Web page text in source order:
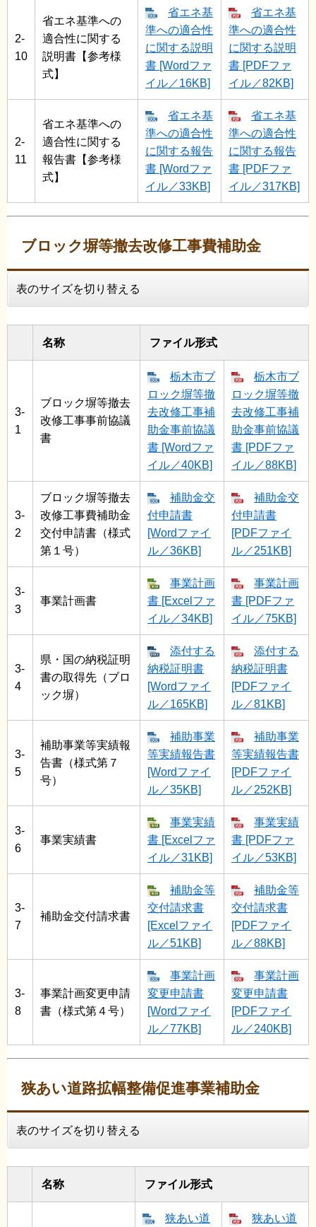
2-
10
省エネ基準への
適合性に関する
説明書【参考様
式】
省エネ基
準への適合性
に関する説明
書 [Wordファ
イル／16KB]
省エネ基
準への適合性
に関する説明
書 [PDFファ
イル／82KB]
2-
11
省エネ基準への
適合性に関する
報告書【参考様
式】
省エネ基
準への適合性
に関する報告
書 [Wordファ
イル／33KB]
省エネ基
準への適合性
に関する報告
書 [PDFファ
イル／317KB]
ブロック塀等撤去改修工事費補助金
表のサイズを切り替える
名称 ファイル形式
3-
1
ブロック塀等撤去
改修工事事前協議
書
栃木市ブ
ロック塀等撤
去改修工事補
助金事前協議
書 [Wordファ
イル／40KB]
栃木市ブ
ロック塀等撤
去改修工事補
助金事前協議
書 [PDFファ
イル／88KB]
3-
2
ブロック塀等撤去
改修工事費補助金
交付申請書（様式
第１号）
補助金交
付申請書
[Wordファイ
ル／36KB]
補助金交
付申請書
[PDFファイ
ル／251KB]
3-
3
事業計画書
事業計画
書 [Excelファ
イル／34KB]
事業計画
書 [PDFファ
イル／75KB]
3-
4
県・国の納税証明
書の取得先（ブロ
ック塀）
添付する
納税証明書
[Wordファイ
ル／165KB]
添付する
納税証明書
[PDFファイ
ル／81KB]
3-
5
補助事業等実績報
告書（様式第７
号）
補助事業
等実績報告書
[Wordファイ
ル／35KB]
補助事業
等実績報告書
[PDFファイ
ル／252KB]
3-
6
事業実績書
事業実績
書 [Excelファ
イル／31KB]
事業実績
書 [PDFファ
イル／53KB]
3-
7
補助金交付請求書
補助金等
交付請求書
[Excelファイ
ル／51KB]
補助金等
交付請求書
[PDFファイ
ル／88KB]
3-
8
事業計画変更申請
書（様式第４号）
事業計画
変更申請書
[Wordファイ
ル／77KB]
事業計画
変更申請書
[PDFファイ
ル／240KB]
狭あい道路拡幅整備促進事業補助金
表のサイズを切り替える
名称 ファイル形式
狭あい道
狭あい道